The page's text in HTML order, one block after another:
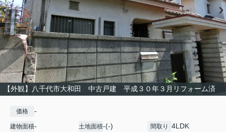
【外観】八千代市大和田 中古戸建 平成３０年３月リフォーム済
価格 -
建物面積- 土地面積-(-) 間取り 4LDK